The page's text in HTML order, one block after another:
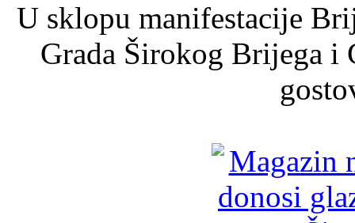
U sklopu manifestacije
Grada Širokog Brijega